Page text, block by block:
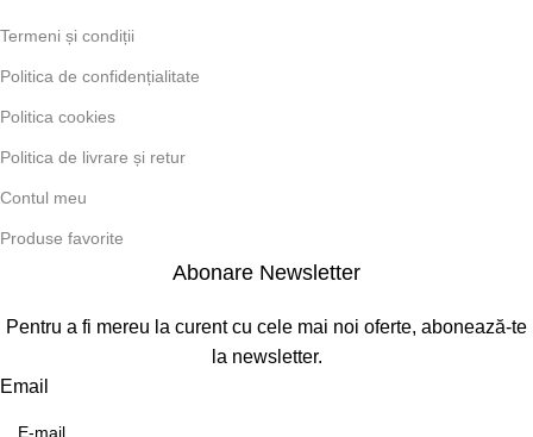
Termeni și condiții
Politica de confidențialitate
Politica cookies
Politica de livrare și retur
Contul meu
Produse favorite
Abonare Newsletter
Pentru a fi mereu la curent cu cele mai noi oferte, abonează-te
la newsletter.
Email